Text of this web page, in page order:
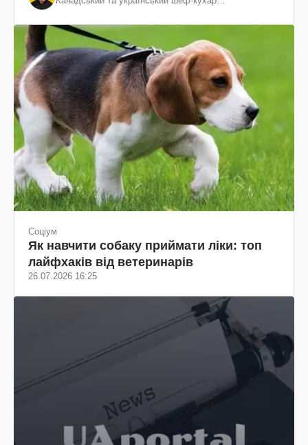
Соціум
Як навчити собаку приймати ліки: топ
лайфхаків від ветеринарів
26.07.2026 16:25